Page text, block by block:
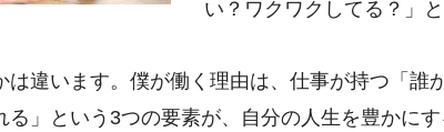
い？ワクワクしてる？」
は違います。僕が働く理由は、仕事が持つ「誰
る」という3つの要素が、自分の人生を豊かに